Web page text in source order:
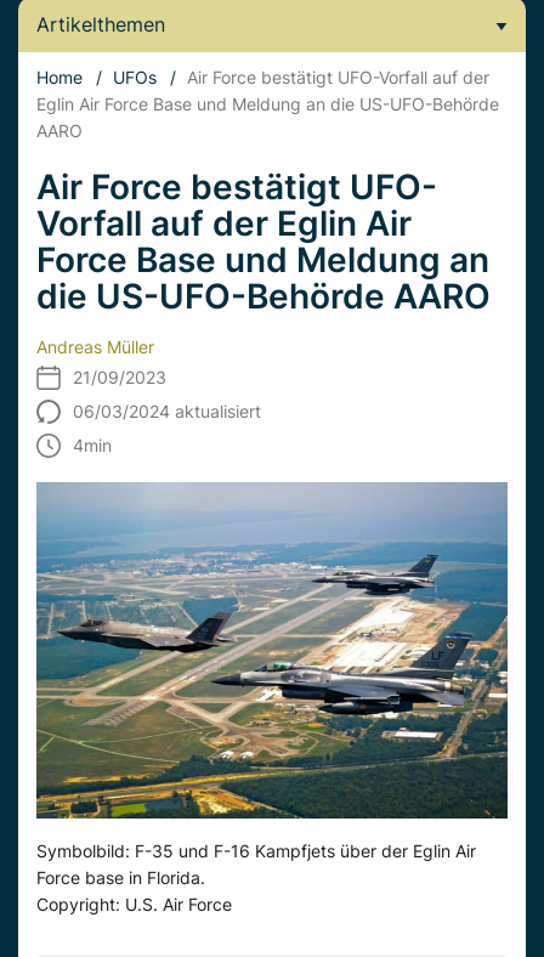
Artikelthemen
Home / UFOs / Air Force bestätigt UFO-Vorfall auf der
Eglin Air Force Base und Meldung an die US-UFO-Behörde
AARO
Air Force bestätigt UFO-
Vorfall auf der Eglin Air
Force Base und Meldung an
die US-UFO-Behörde AARO
Andreas Müller
21/09/2023
06/03/2024 aktualisiert
4min
Symbolbild: F-35 und F-16 Kampfjets über der Eglin Air
Force base in Florida.
Copyright: U.S. Air Force